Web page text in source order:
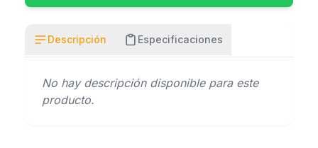
Descripción Especificaciones
No hay descripción disponible para este
producto.